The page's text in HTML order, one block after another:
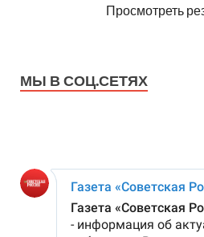
Просмотреть
МЫ В СОЦ.СЕТЯХ